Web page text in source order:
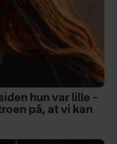
hun var lille –
på, at vi kan